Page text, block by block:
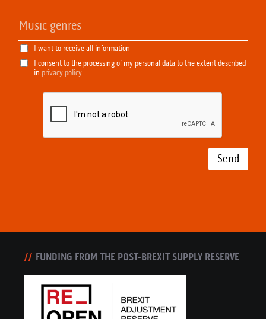
I want to receive all information
I consent to the processing of my personal data to the extent described
in privacy policy.
Send
FUNDING FROM THE POST-BREXIT SUPPLY RESERVE